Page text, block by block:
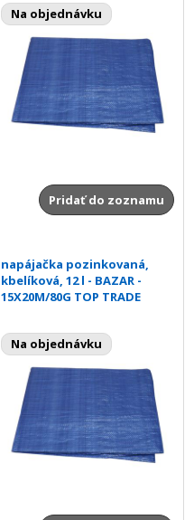
Na objednávku
Pridať do zoznamu
napájačka pozinkovaná,
kbelíková, 12 l - BAZAR -
15X20M/80G TOP TRADE
Na objednávku